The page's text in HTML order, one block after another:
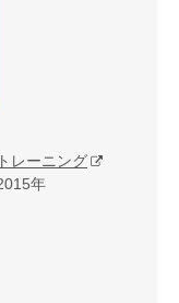
レーニング
年